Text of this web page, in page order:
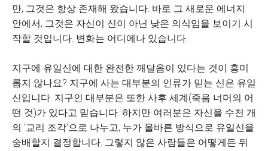
만, 그것은 항상 존재해 왔습니다. 바로 그 새로운 에너지
안에서, 그것은 자신이 신이 아닌 낮은 의식임을 보이기 시
작할 것입니다. 변화는 어디에나 있습니다.
지구에 유일신에 대한 완전한 깨달음이 있다는 것이 흥미
롭지 않나요? 지구에 사는 대부분의 인류가 믿는 신은 유일
신입니다. 지구인 대부분은 또한 사후 세계(죽음 너머의 어
떤 것)가 있다고 믿습니다. 하지만 여러분은 자신을 수천 개
의 ‘교리 조각’으로 나누고, 누가 올바른 방식으로 유일신을
숭배할지 결정합니다. 그렇지 않은 사람들은 어떻게든 뒤